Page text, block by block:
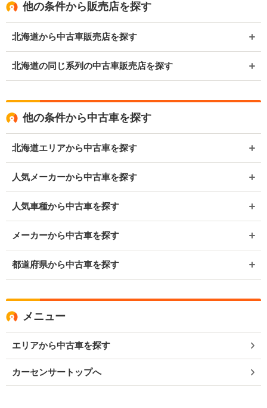
他の条件から販売店を探す
北海道から中古車販売店を探す
北海道の同じ系列の中古車販売店を探す
他の条件から中古車を探す
北海道エリアから中古車を探す
人気メーカーから中古車を探す
人気車種から中古車を探す
メーカーから中古車を探す
都道府県から中古車を探す
メニュー
エリアから中古車を探す
カーセンサートップへ